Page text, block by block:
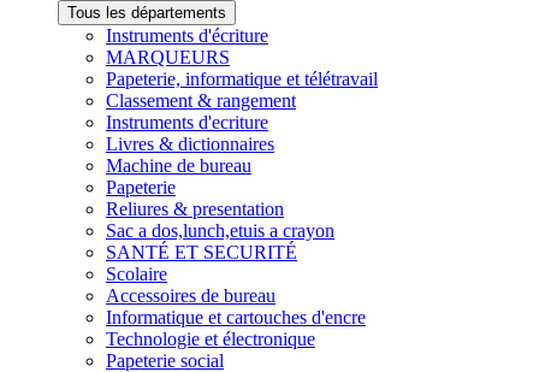
Tous les départements
Instruments d'écriture
MARQUEURS
Papeterie, informatique et télétravail
Classement & rangement
Instruments d'ecriture
Livres & dictionnaires
Machine de bureau
Papeterie
Reliures & presentation
Sac a dos,lunch,etuis a crayon
SANTÉ ET SECURITÉ
Scolaire
Accessoires de bureau
Informatique et cartouches d'encre
Technologie et électronique
Papeterie social